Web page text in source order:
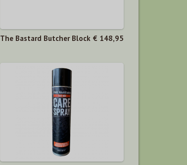
The Bastard Butcher Block € 148,95